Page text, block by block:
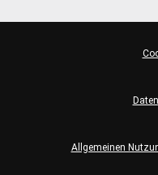
Allgemeinen